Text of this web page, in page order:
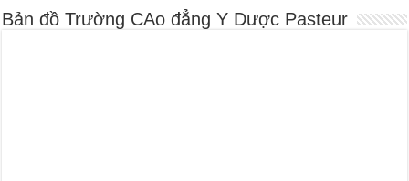
Bản đồ Trường CAo đẳng Y Dược Pasteur